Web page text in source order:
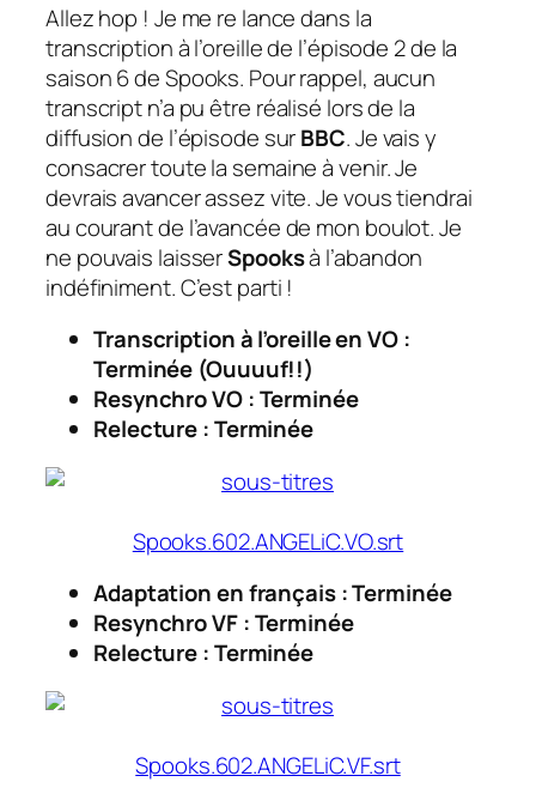
Allez hop ! Je me re lance dans la
transcription à l’oreille de l’épisode 2 de la
saison 6 de Spooks. Pour rappel, aucun
transcriptn’a pu être réalisé lors de la
diffusion de l’épisode surBBC. Je vais y
consacrer toute la semaine à venir. Je
devrais avancer assez vite. Je vous tiendrai
au courant de l’avancée de mon boulot. Je
ne pouvais laisserSpooksà l’abandon
indéfiniment. C’est parti !
Transcription à l’oreille en VO :
Terminée (Ouuuuf!!)
Resynchro VO : Terminée
Relecture : Terminée
Spooks.602.ANGELiC.VO.srt
Adaptation en français : Terminée
Resynchro VF : Terminée
Relecture : Terminée
Spooks.602.ANGELiC.VF.srt